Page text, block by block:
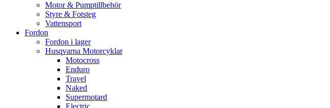
Motor & Pumptillbehör
Styre & Fotsteg
Vattensport
Fordon
Fordon i lager
Husqvarna Motorcyklar
Motocross
Enduro
Travel
Naked
Supermotard
Electric